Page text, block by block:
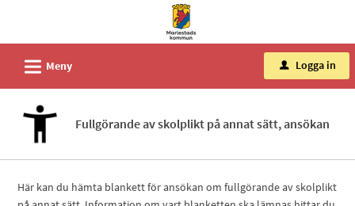
tjänster
kommun
L Meny u Logga in
Fullgörande av skolplikt på annat sätt, ansökan
Här kan du hämta blankett för ansökan om fullgörande av skolplikt